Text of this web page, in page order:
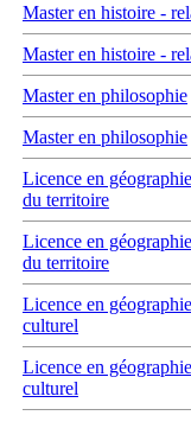
Master en histoire -
Master en histoire -
Master en philosophie
Master en philosophie
Licence en
du territoire
Licence en
du territoire
Licence en
culturel
Licence en
culturel